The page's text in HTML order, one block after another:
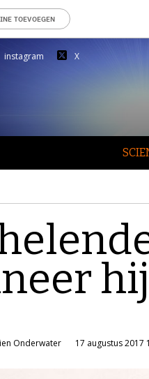
TOEVOEGEN
instagram X
Onderwater 17 augustus 2017